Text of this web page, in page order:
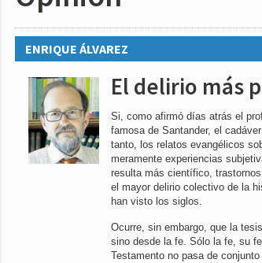
ENRIQUE ÁLVAREZ
El delirio más
Si, como afirmó días atrás el
famosa de Santander, el
tanto, los relatos evangélicos
meramente experiencias
resulta más científico,
el mayor delirio colectivo de la
han visto los siglos.
Ocurre, sin embargo, que la
sino desde la fe. Sólo la fe, su
Testamento no pasa de